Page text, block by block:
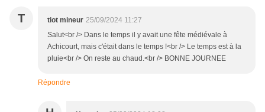
T tiot mineur 25/09/2024 11:27
Salut<br /> Dans le temps il y avait une fête médiévale à
Achicourt, mais c'était dans le temps !<br /> Le temps est à la
pluie<br /> On reste au chaud.<br /> BONNE JOURNEE
Répondre